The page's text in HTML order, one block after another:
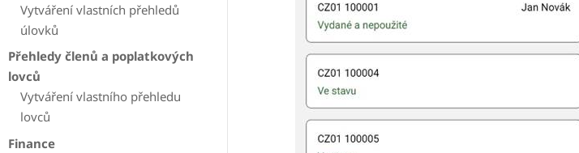
Vytváření vlastních přehledů
úlovků
Přehledy členů a poplatkových
lovců
Vytváření vlastního přehledu
lovců
Finance